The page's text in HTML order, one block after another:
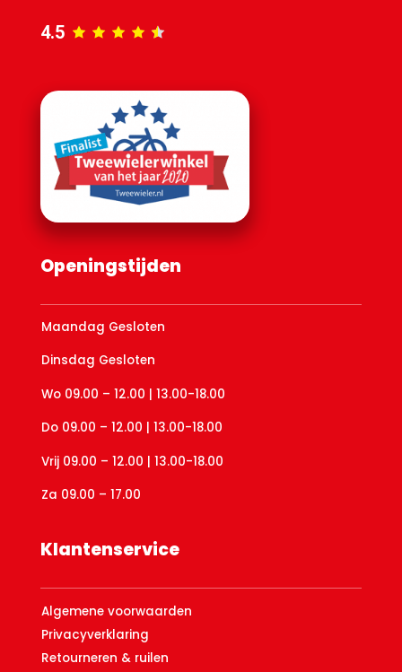
4.5
Openingstijden
Maandag Gesloten
Dinsdag Gesloten
Wo 09.00 – 12.00 | 13.00-18.00
Do 09.00 – 12.00 | 13.00-18.00
Vrij 09.00 – 12.00 | 13.00-18.00
Za 09.00 – 17.00
Klantenservice
Algemene voorwaarden
Privacyverklaring
Retourneren & ruilen